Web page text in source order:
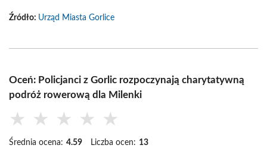
Źródło: Urząd Miasta Gorlice
Oceń: Policjanci z Gorlic rozpoczynają charytatywną
podróż rowerową dla Milenki
★ ★ ★ ★ ★
Średnia ocena: 4.59 Liczba ocen: 13